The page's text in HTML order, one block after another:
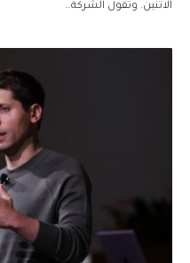
الاثنين. وتقول الشركة…